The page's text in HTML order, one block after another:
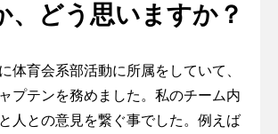
、どう思いますか？
体育会系部活動に所属をしていて、
プテンを務めました。私のチーム内
人との意見を繋ぐ事でした。例えば